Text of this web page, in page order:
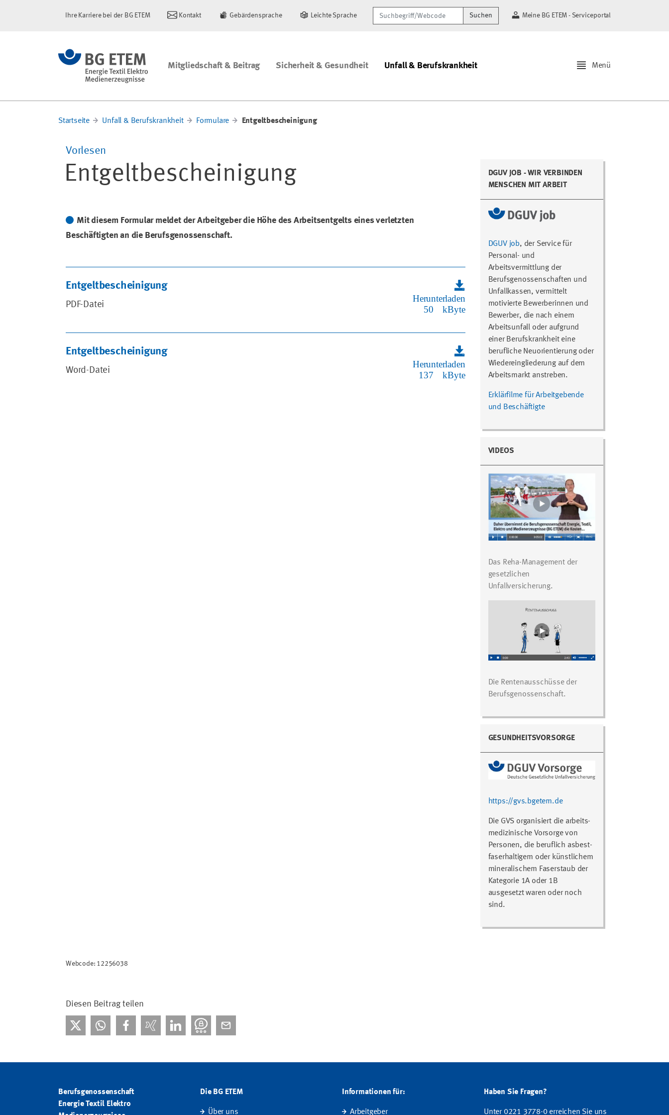
Ihre Karriere bei der BG ETEM Kontakt Gebärdensprache Leichte Sprache Suchbegriff/Webcode Suchen Meine BG ETEM - Serviceportal
Mitgliedschaft & Beitrag Sicherheit & Gesundheit Unfall & Berufskrankheit Menü
Startseite Unfall & Berufskrankheit Formulare Entgeltbescheinigung
Vorlesen
Entgeltbescheinigung
Mit diesem Formular meldet der Arbeitgeber die Höhe des Arbeitsentgelts eines verletzten
Beschäftigten an die Berufsgenossenschaft.
Entgeltbescheinigung
PDF-Datei
Herunterladen
50 kByte
Entgeltbescheinigung
Word-Datei
Herunterladen
137 kByte
DGUV JOB - WIR VERBINDEN
MENSCHEN MIT ARBEIT
DGUV job, der Service für
Personal- und
Arbeitsvermittlung der
Berufsgenossenschaften und
Unfallkassen, vermittelt
motivierte Bewerberinnen und
Bewerber, die nach einem
Arbeitsunfall oder aufgrund
einer Berufskrankheit eine
berufliche Neuorientierung oder
Wiedereingliederung auf dem
Arbeitsmarkt anstreben.
Erklärfilme für Arbeitgebende
und Beschäftigte
VIDEOS
Das Reha-Management der
gesetzlichen
Unfallversicherung.
Die Rentenausschüsse der
Berufsgenossenschaft.
GESUNDHEITSVORSORGE
https://gvs.bgetem.de
Die GVS organisiert die arbeits-
medizinische Vorsorge von
Personen, die beruflich asbest-
faserhaltigem oder künstlichem
mineralischem Faserstaub der
Kategorie 1A oder 1B
ausgesetzt waren oder noch
sind.
Webcode: 12256038
Diesen Beitrag teilen
Berufsgenossenschaft
Energie Textil Elektro
Die BG ETEM
Über uns
Informationen für:
Arbeitgeber
Haben Sie Fragen?
Unter 0221 3778-0 erreichen Sie uns